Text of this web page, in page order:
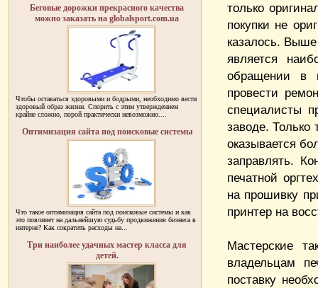
только
покупки не
казалось.
является
обращении в
провести
специалисты
заводе.
оказывается
заправлять.
печатной
на прошивку
принтер на
Мастерские
владельцам
поставку
Беговые дорожки прекрасного качества
можно заказать на globalsport.com.ua
Чтобы оставаться здоровыми и бодрыми, необходимо вести
здоровый образ жизни. Спорить с этим утверждением
крайне сложно, порой практически невозможно....
Оптимизация сайта под поисковые системы
Что такое оптимизация сайта под поисковые системы и как
это повлияет на дальнейшую судьбу продвижения бизнеса в
интерне? Как сократить расходы на...
Три наиболее удачных мастер класса для
детей.